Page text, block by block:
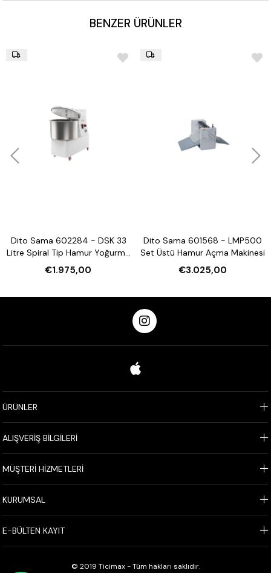
BENZER ÜRÜNLER
Dito Sama 602284 - DSK 33
Litre Spiral Tip Hamur Yoğurma
Makinesi
€1.975,00
Dito Sama 601568 - LMP500
Set Üstü Hamur Açma Makinesi
€3.025,00
ÜRÜNLER
ALIŞVERİŞ BİLGİLERİ
MÜŞTERİ HİZMETLERİ
KURUMSAL
E-BÜLTEN KAYIT
© 2019 Ticimax - Tüm hakları saklıdır.